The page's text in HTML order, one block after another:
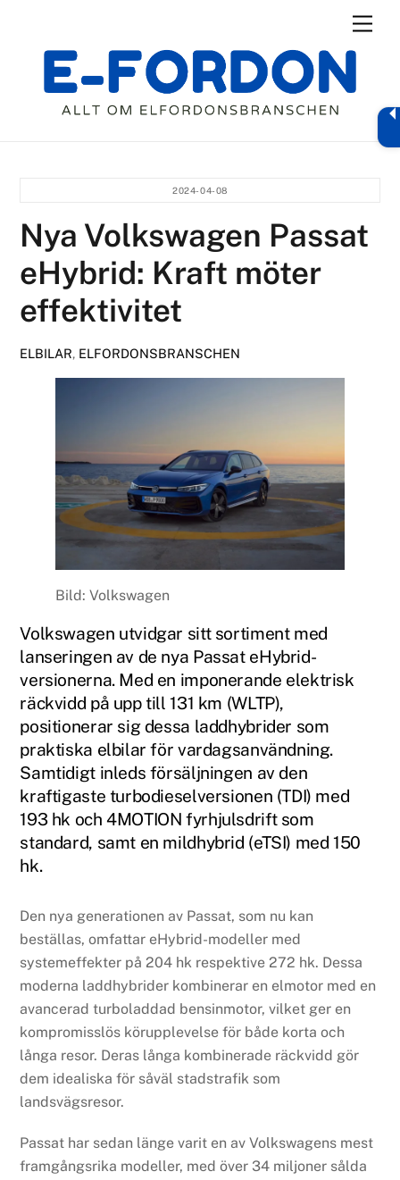
content
2024-04-08
Nya Volkswagen Passat
eHybrid: Kraft möter
effektivitet
ELBILAR, ELFORDONSBRANSCHEN
Bild: Volkswagen
Volkswagen utvidgar sitt sortiment med
lanseringen av de nya Passat eHybrid-
versionerna. Med en imponerande elektrisk
räckvidd på upp till 131 km (WLTP),
positionerar sig dessa laddhybrider som
praktiska elbilar för vardagsanvändning.
Samtidigt inleds försäljningen av den
kraftigaste turbodieselversionen (TDI) med
193 hk och 4MOTION fyrhjulsdrift som
standard, samt en mildhybrid (eTSI) med 150
hk.
Den nya generationen av Passat, som nu kan
beställas, omfattar eHybrid-modeller med
systemeffekter på 204 hk respektive 272 hk. Dessa
moderna laddhybrider kombinerar en elmotor med en
avancerad turboladdad bensinmotor, vilket ger en
kompromisslös körupplevelse för både korta och
långa resor. Deras långa kombinerade räckvidd gör
dem idealiska för såväl stadstrafik som
landsvägsresor.
Passat har sedan länge varit en av Volkswagens mest
framgångsrika modeller, med över 34 miljoner sålda